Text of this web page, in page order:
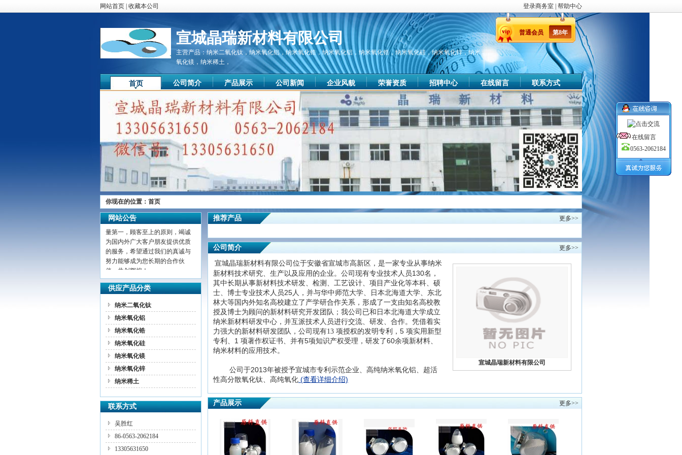
网站首页 收藏本公司 登录商务室 帮助中心
宣城晶瑞新材料有限公司
主营产品： 纳米二氧化钛，纳米氧化铝，纳米氧化锆，纳米氧化铝，纳米氧化锆，纳米氧化硅，纳米氧化锌，纳米
氧化镁，纳米稀土，
普通会员 第8年
首页 公司简介 产品展示 公司新闻 企业风貌 荣誉资质 招聘中心 在线留言 联系方式
你现在的位置： 首页
网站公告
尊敬的顾客
您好！
欢迎您的来访，我们公司秉承质
为国内外广大客户朋友提供优质
的服务，希望通过我们的真诚与
努力能够成为您长期的合作伙
伴，共创辉煌！
供应产品分类
纳米二氧化钛
纳米氧化铝
纳米氧化锆
纳米氧化硅
纳米氧化镁
纳米氧化锌
纳米稀土
联系方式
吴胜红
86-0563-2062184
13305631650
推荐产品 更多>>
公司简介 更多>>
宣城晶瑞新材料有限公司
宣城晶瑞新材料有限公司位于安徽省宣城市高新 区，是一家专业从事纳米
新材料技术研究、生产以及应用的企业。公司现有专业技术人员130名，
其中长期从事新材料技术研发、检测、工艺设计、项目产业化等本科、硕
士、博士专业技术人员25人，并与华中师范大学、日本北海道大学、东北
林大等国内外知名高校建立了产学研合作关系，形成了一支由知名高校教
授及博士为顾问的新材料研究开发团队；我公司已和日本北海道大学成立
纳米新材料研发中心，并互派技术人员进行交流、研发、合作。凭借着实
力强大的新材料研发团队，公司现有13 项授权的发明专利， 5 项实用新型
专利、 1 项著作权证书、并有5项知识产权受理 ，研发了60余项新材料、
纳米材料的应用技术。
公司于2013年被授予宣城市专利示范企业、高纯纳米氧化铝、超活
性高分散氧化钛、高纯氧化 (查看详细介绍)
产品展示 更多>>
在线留言
0563-2062184